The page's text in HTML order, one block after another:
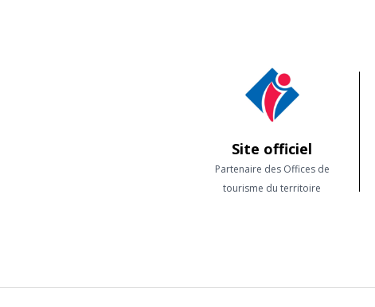
Site officiel
Partenaire des Offices de
tourisme du territoire